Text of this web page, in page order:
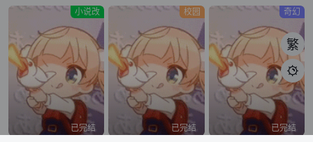
小说改
已完结
校园
已完结
奇幻
已完结
繁
